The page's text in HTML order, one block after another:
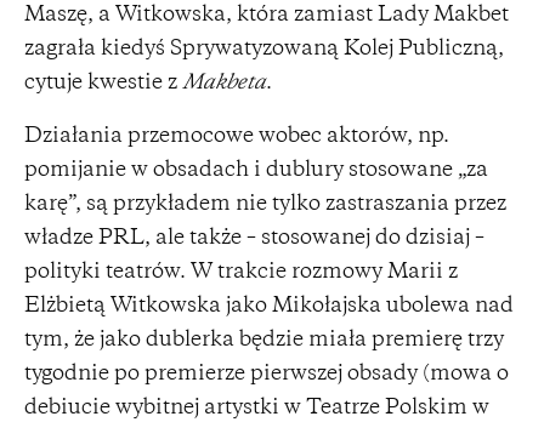
Maszę, a Witkowska, która zamiast Lady Makbet
zagrała kiedyś Sprywatyzowaną Kolej Publiczną,
cytuje kwestie z Makbeta.
Działania przemocowe wobec aktorów, np.
pomijanie w obsadach i dublury stosowane „za
karę”, są przykładem nie tylko zastraszania przez
władze PRL, ale także – stosowanej do dzisiaj –
polityki teatrów. W trakcie rozmowy Marii z
Elżbietą Witkowska jako Mikołajska ubolewa nad
tym, że jako dublerka będzie miała premierę trzy
tygodnie po premierze pierwszej obsady (mowa o
debiucie wybitnej artystki w Teatrze Polskim w